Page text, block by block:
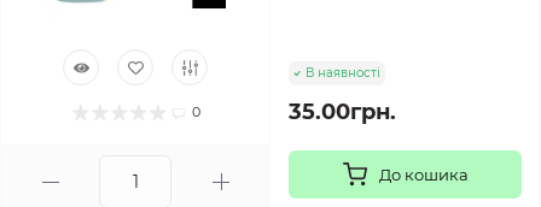
0
В наявності
35.00грн.
До кошика